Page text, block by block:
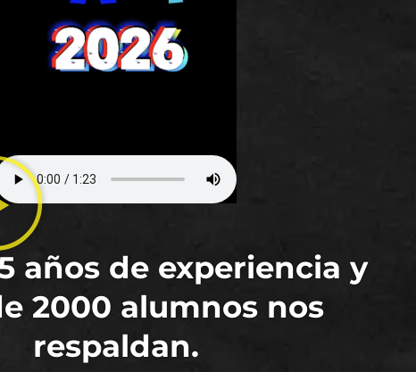
años de experiencia y
2000 alumnos nos
respaldan.